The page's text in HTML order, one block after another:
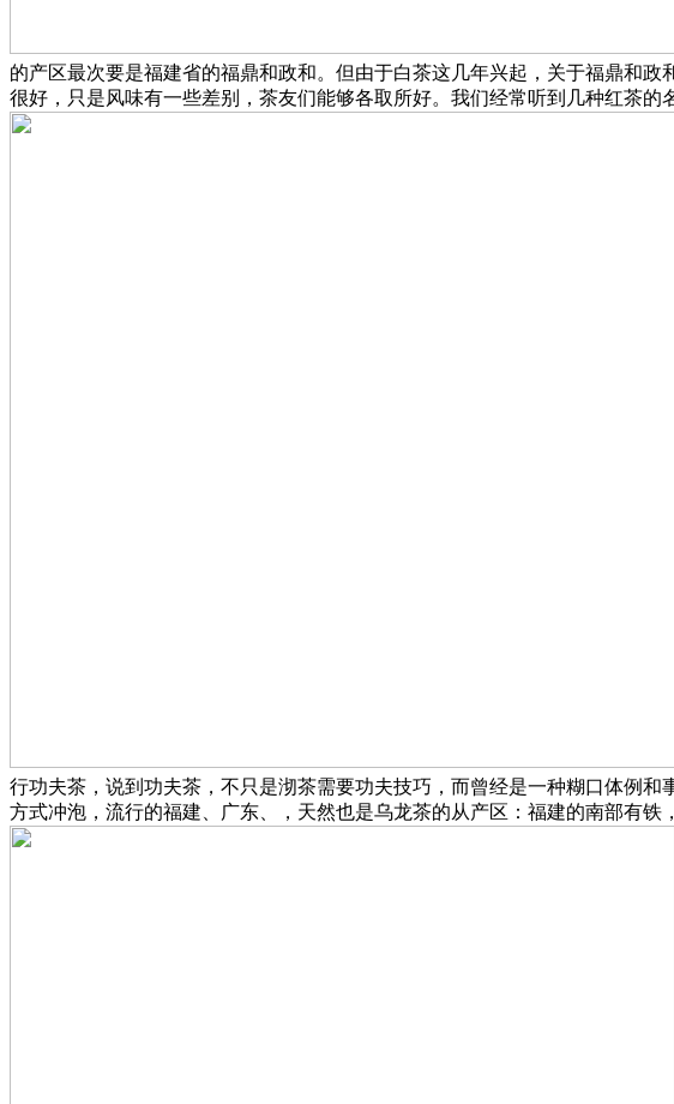
的产区最次要是福建省的福鼎和政和。但由于白茶这几年兴起，关于福鼎和
很好，只是风味有一些差别，茶友们能够各取所好。我们经常听到几种红茶
行功夫茶，说到功夫茶，不只是沏茶需要功夫技巧，而曾经是一种糊口体例
方式冲泡，流行的福建、广东、，天然也是乌龙茶的从产区：福建的南部有